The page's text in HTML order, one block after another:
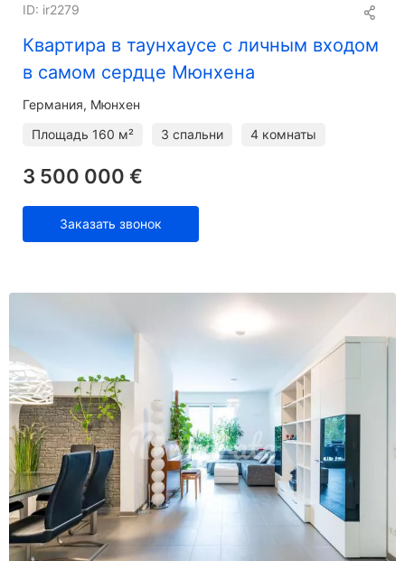
Квартира в таунхаусе с личным входом
в самом сердце Мюнхена
ID: ir2279
Германия, Мюнхен
Площадь 160 м² 3 спальни 4 комнаты
3 500 000 €
Заказать звонок